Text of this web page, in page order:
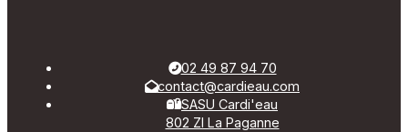
02 49 87 94 70
contact@cardieau.com
SASU Cardi'eau
802 ZI La Paganne